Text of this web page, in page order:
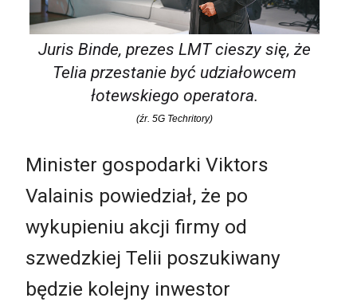
Juris Binde, prezes LMT cieszy się, że
Telia przestanie być udziałowcem
łotewskiego operatora.
(źr. 5G Techritory)
Minister gospodarki Viktors
Valainis powiedział, że po
wykupieniu akcji firmy od
szwedzkiej Telii poszukiwany
będzie kolejny inwestor